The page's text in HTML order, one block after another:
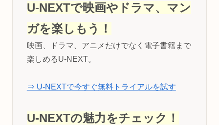
U-NEXTで映画やドラマ、マン
ガを楽しもう！
映画、ドラマ、アニメだけでなく電子書籍まで
楽しめるU-NEXT。
⇒ U-NEXTで今すぐ無料トライアルを試す
U-NEXTの魅力をチェック！